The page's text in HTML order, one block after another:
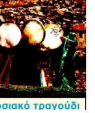
σας
η φωνή είναι τα
της δημιουργίας,
δύο συναντήσεις